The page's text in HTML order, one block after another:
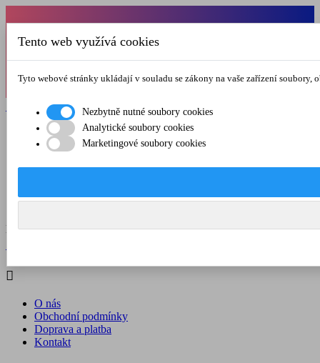
Od 1.7.-31.8.2026 budeme mít v pátek
zkrácenou provozní dobu do 12.00 hod. Přejeme
Registrovat  Přihlásit se
O nás
Kontakt
Menu  

O nás
Obchodní podmínky
Doprava a platba
Kontakt
Tento web využívá cookies
Tyto webové stránky ukládají v souladu se zákony na vaše zařízení
Nezbytně nutné soubory cookies
Analytické soubory cookies
Marketingové soubory cookies